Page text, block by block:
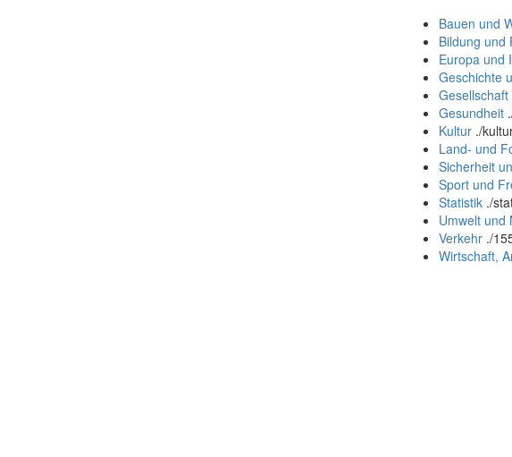
Bauen und
Bildung und
Europa und
Geschichte
Gesundheit .
Kultur ./
Land- und
Sicherheit
Sport und
Statistik ./
Umwelt und
Verkehr ./
Wirtschaft,